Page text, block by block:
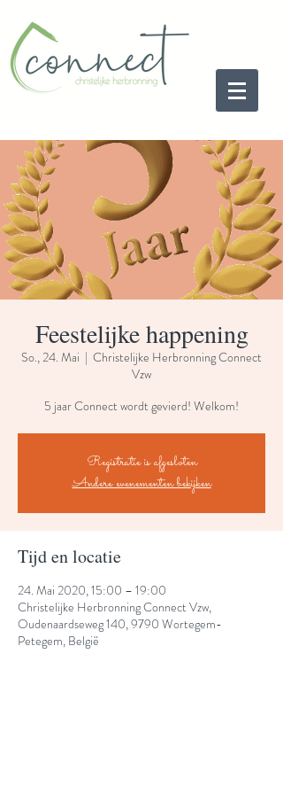
Feestelijke happening
So., 24. Mai
  |
Christelijke Herbronning Connect
Vzw
5 jaar Connect wordt gevierd! Welkom!
Registratie is afgesloten
Andere evenementen bekijken
Tijd en locatie
24. Mai 2020, 15:00 – 19:00
Christelijke Herbronning Connect Vzw,
Oudenaardseweg 140, 9790 Wortegem-
Petegem, België